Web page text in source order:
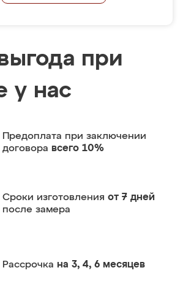
при
у нас
Предоплата при заключении
договора всего 10%
Сроки изготовления от 7 дней
после замера
Рассрочка на 3, 4, 6 месяцев